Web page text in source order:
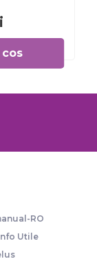
RO
Utile